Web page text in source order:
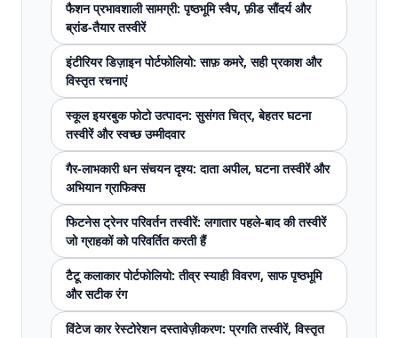
फैशन प्रभावशाली सामग्री: पृष्ठभूमि स्वैप, फ़ीड सौंदर्य और
ब्रांड-तैयार तस्वीरें
इंटीरियर डिज़ाइन पोर्टफोलियो: साफ़ कमरे, सही प्रकाश और
विस्तृत रचनाएं
स्कूल इयरबुक फोटो उत्पादन: सुसंगत चित्र, बेहतर घटना
तस्वीरें और स्वच्छ उम्मीदवार
गैर-लाभकारी धन संचयन दृश्य: दाता अपील, घटना तस्वीरें और
अभियान ग्राफिक्स
फिटनेस ट्रेनर परिवर्तन तस्वीरें: लगातार पहले-बाद की तस्वीरें
जो ग्राहकों को परिवर्तित करती हैं
टैटू कलाकार पोर्टफोलियो: तीव्र स्याही विवरण, साफ पृष्ठभूमि
और सटीक रंग
विंटेज कार रेस्टोरेशन दस्तावेज़ीकरण: प्रगति तस्वीरें, विस्तृत